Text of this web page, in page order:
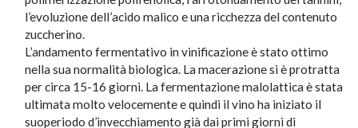
l’evoluzione dell’acido malico e una ricchezza del contenuto
zuccherino.
L’andamento fermentativo in vinificazione è stato ottimo
nella sua normalità biologica. La macerazione si è protratta
per circa 15-16 giorni. La fermentazione malolattica è stata
ultimata molto velocemente e quindi il vino ha iniziato il
suoperiodo d’invecchiamento già dai primi giorni di